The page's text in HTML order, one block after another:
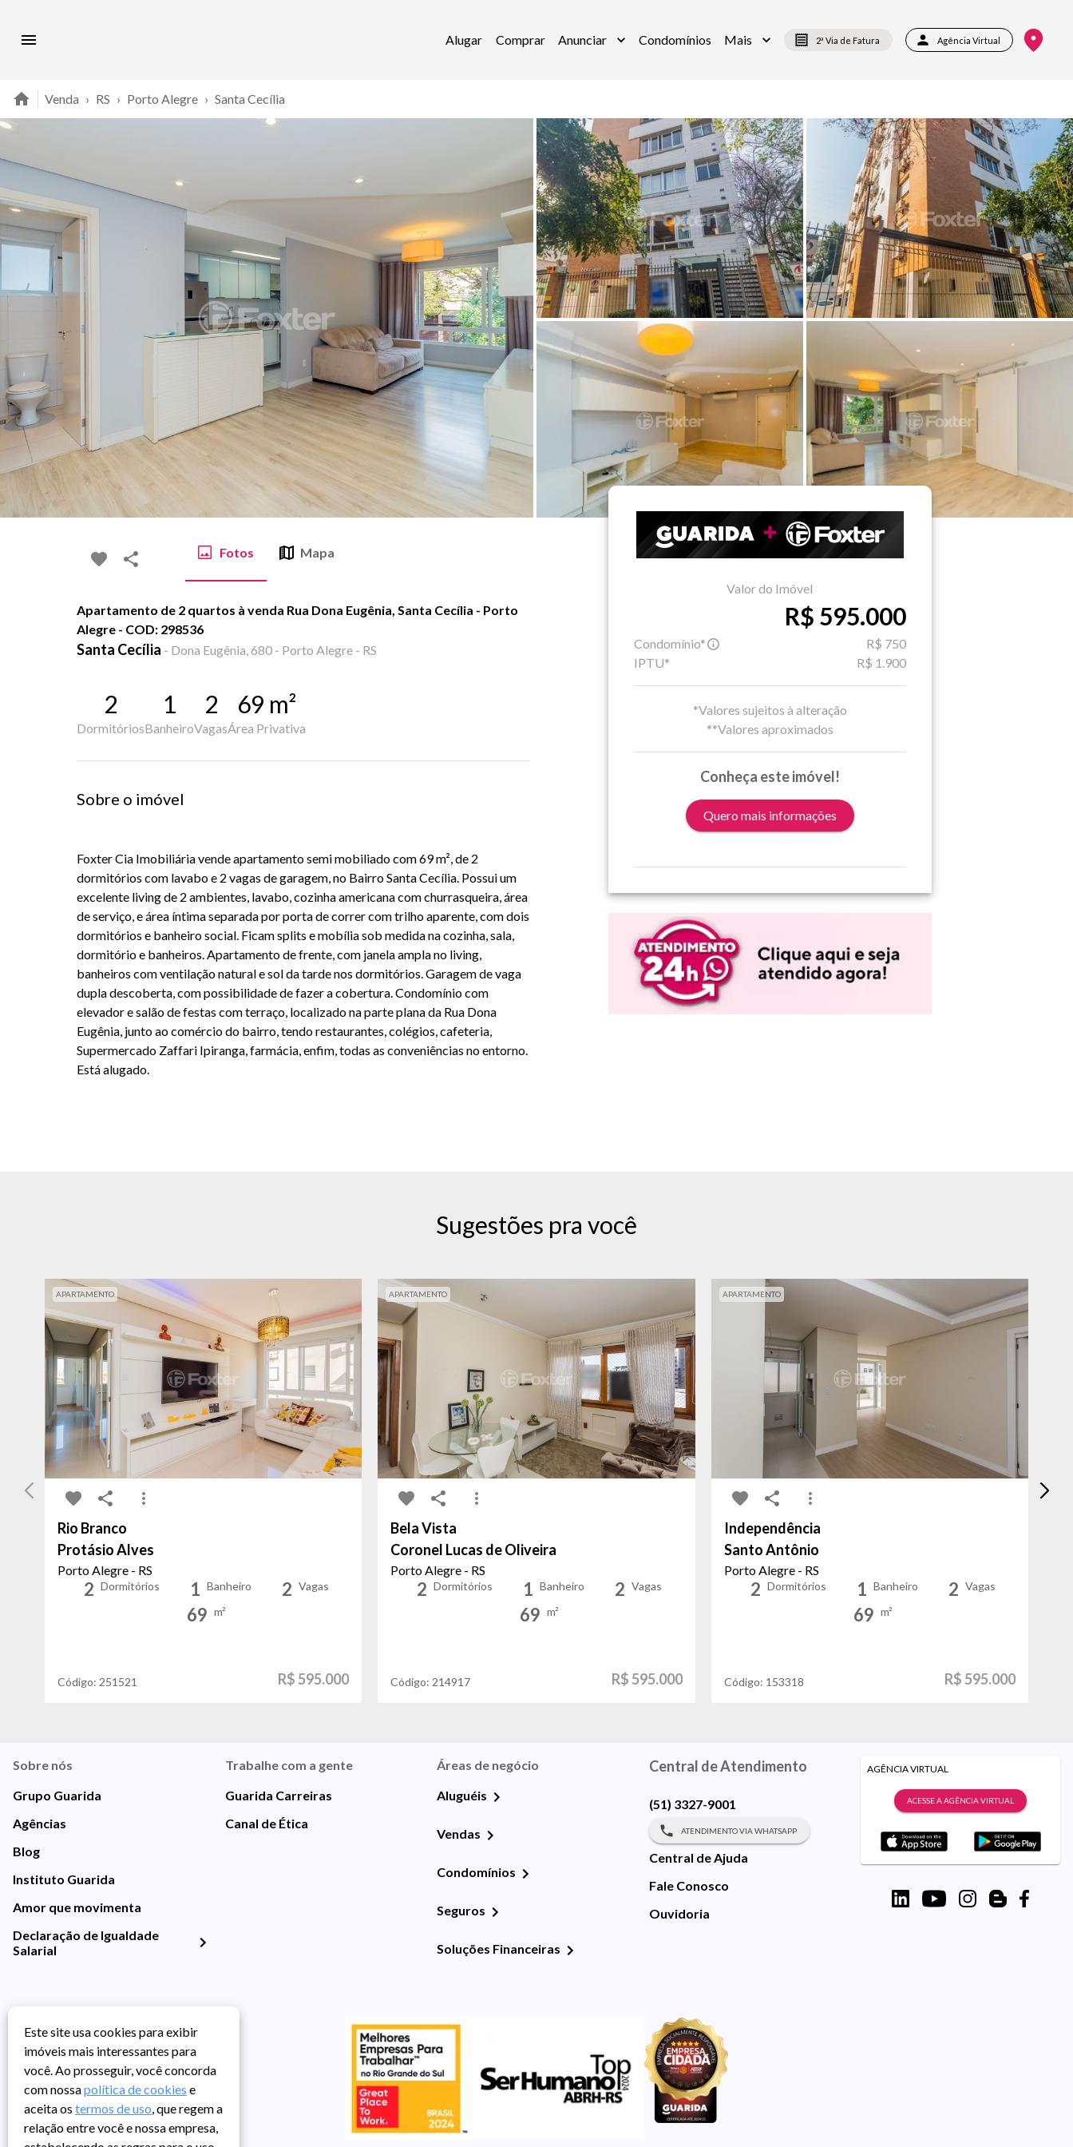
Alugar Comprar Anunciar Condomínios Mais 2ª Via de Fatura Agência Virtual
Venda › RS › Porto Alegre › Santa Cecília
Fotos Mapa
Apartamento de 2 quartos à venda Rua Dona Eugênia, Santa Cecília - Porto
Alegre - COD: 298536
Santa Cecília - Dona Eugênia, 680 - Porto Alegre - RS
2
Dormitórios
1
Banheiro
2
Vagas
69 m²
Área Privativa
Sobre o imóvel
Foxter Cia Imobiliária vende apartamento semi mobiliado com 69 m², de 2
dormitórios com lavabo e 2 vagas de garagem, no Bairro Santa Cecília. Possui um
excelente living de 2 ambientes, lavabo, cozinha americana com churrasqueira, área
de serviço, e área íntima separada por porta de correr com trilho aparente, com dois
dormitórios e banheiro social. Ficam splits e mobília sob medida na cozinha, sala,
dormitório e banheiros. Apartamento de frente, com janela ampla no living,
banheiros com ventilação natural e sol da tarde nos dormitórios. Garagem de vaga
dupla descoberta, com possibilidade de fazer a cobertura. Condomínio com
elevador e salão de festas com terraço, localizado na parte plana da Rua Dona
Eugênia, junto ao comércio do bairro, tendo restaurantes, colégios, cafeteria,
Supermercado Zaffari Ipiranga, farmácia, enfim, todas as conveniências no entorno.
Está alugado.
Valor do Imóvel
R$ 595.000
Condomínio*
R$ 750
IPTU*
R$ 1.900
*Valores sujeitos à alteração
**Valores aproximados
Conheça este imóvel!
Quero mais informações
Sugestões pra você
APARTAMENTO
Rio Branco
Protásio Alves
Porto Alegre - RS
2 Dormitórios 1 Banheiro 2 Vagas
69 m²
Código: 251521 R$ 595.000
APARTAMENTO
Bela Vista
Coronel Lucas de Oliveira
Porto Alegre - RS
2 Dormitórios 1 Banheiro 2 Vagas
69 m²
Código: 214917 R$ 595.000
APARTAMENTO
Independência
Santo Antônio
Porto Alegre - RS
2 Dormitórios 1 Banheiro 2 Vagas
69 m²
Código: 153318 R$ 595.000
Sobre nós
Grupo Guarida
Agências
Blog
Instituto Guarida
Amor que movimenta
Declaração de Igualdade
Salarial
Trabalhe com a gente
Guarida Carreiras
Canal de Ética
Áreas de negócio
Aluguéis
Vendas
Condomínios
Seguros
Soluções Financeiras
Central de Atendimento
(51) 3327-9001
ATENDIMENTO VIA WHATSAPP
Central de Ajuda
Fale Conosco
Ouvidoria
AGÊNCIA VIRTUAL
ACESSE A AGÊNCIA VIRTUAL
Este site usa cookies para exibir
imóveis mais interessantes para
você. Ao prosseguir, você concorda
com nossapolítica de cookies e
aceita os termos de uso, que regem a
relação entre você e nossa empresa,